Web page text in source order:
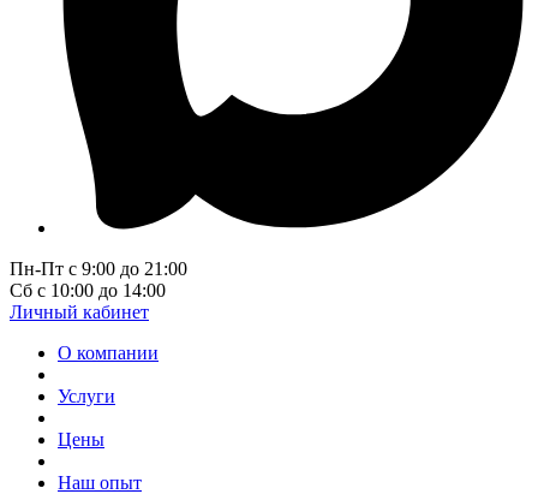
Пн-Пт с 9:00 до 21:00
Сб с 10:00 до 14:00
Личный кабинет
О компании
Услуги
Цены
Наш опыт